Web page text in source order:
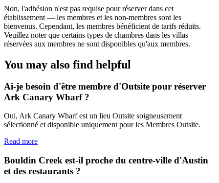
Non, l'adhésion n'est pas requise pour réserver dans cet
établissement — les membres et les non-membres sont les
bienvenus. Cependant, les membres bénéficient de tarifs réduits.
Veuillez noter que certains types de chambres dans les villas
réservées aux membres ne sont disponibles qu'aux membres.
You may also find helpful
Ai-je besoin d'être membre d'Outsite pour réserver
Ark Canary Wharf ?
Oui, Ark Canary Wharf est un lieu Outsite soigneusement
sélectionné et disponible uniquement pour les Membres Outsite.
Read more
Bouldin Creek est-il proche du centre-ville d'Austin
et des restaurants ?